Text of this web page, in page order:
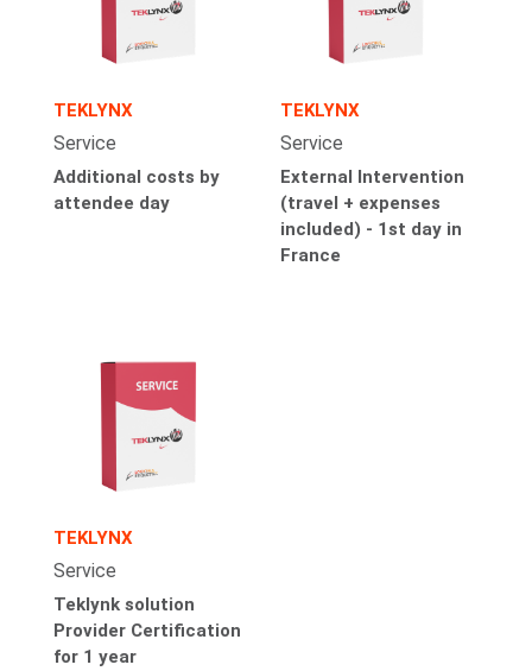
TEKLYNX
Service
Additional costs by
attendee day
TEKLYNX
Service
External Intervention
(travel + expenses
included) - 1st day in
France
TEKLYNX
Service
Teklynk solution
Provider Certification
for 1 year